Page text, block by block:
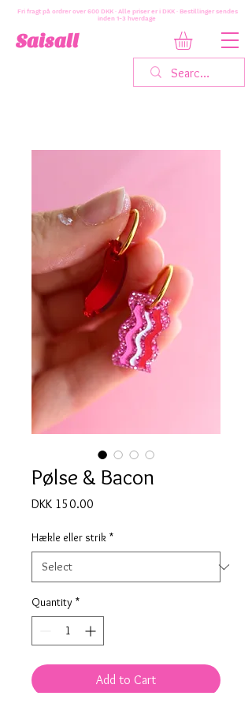
Saisall
Fri fragt på ordrer over 600 DKK · Alle priser er i DKK · Bestillinger sendes
inden 1-3 hverdage
Pølse & Bacon
DKK 150.00
Hækle eller strik *
Quantity *
Add to Cart